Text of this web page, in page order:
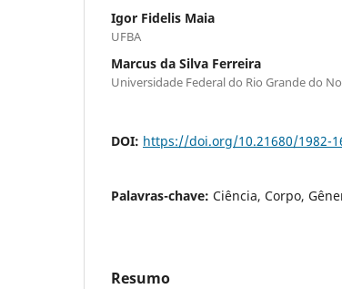
Igor Fidelis Maia
UFBA
Marcus da Silva Ferreira
Universidade Federal do Rio Grande do
DOI: https://doi.org/10.21680/1982-
Palavras-chave: Ciência, Corpo,
Resumo